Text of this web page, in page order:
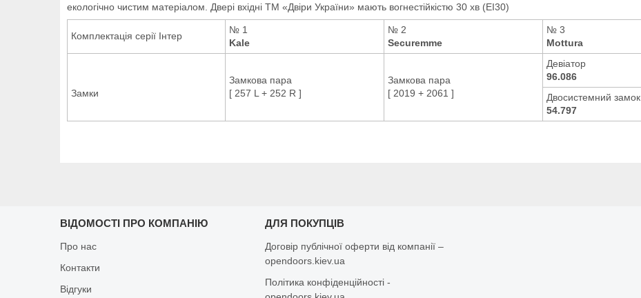
екологічно чистим матеріалом. Двері вхідні ТМ «Двіри України» мають вогнестійкістю 30 хв (EI30)
Комплектація серії Інтер
№ 1
Kale
№ 2
Securemme
№ 3
Mottura
Замки
Замкова пара
[ 257 L + 252 R ]
Замкова пара
[ 2019 + 2061 ]
Девіатор
96.086
Двосистемний замок
54.797
ВІДОМОСТІ ПРО КОМПАНІЮ
Про нас
Контакти
Відгуки
ДЛЯ ПОКУПЦІВ
Договір публічної оферти від компанії –
opendoors.kiev.ua
Політика конфіденційності -